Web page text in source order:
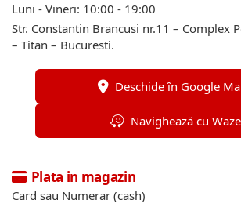
Luni - Vineri: 10:00 - 19:00
Str. Constantin Brancusi nr.11 – Complex
– Titan – Bucuresti.
Deschide în Google
Navighează cu Waze
Plata in magazin
Card sau Numerar (cash)